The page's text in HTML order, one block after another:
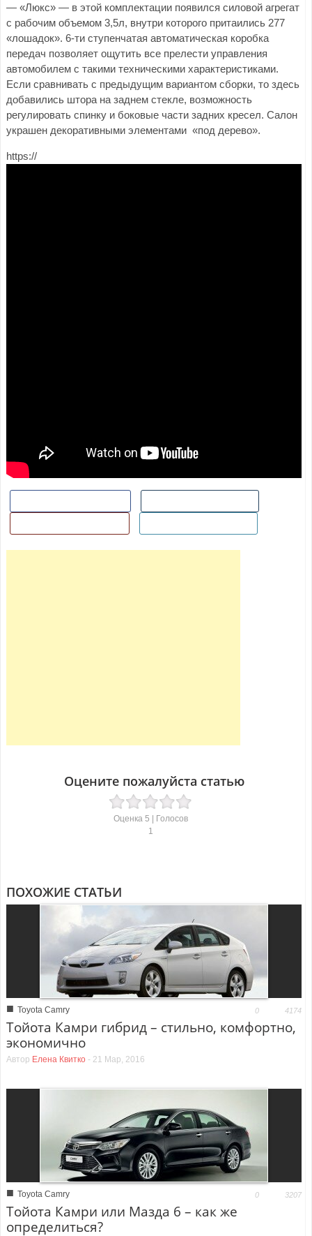
— «Люкс» — в этой комплектации появился силовой агрегат
с рабочим объемом 3,5л, внутри которого притаились 277
«лошадок». 6-ти ступенчатая автоматическая коробка
передач позволяет ощутить все прелести управления
автомобилем с такими техническими характеристиками.
Если сравнивать с предыдущим вариантом сборки, то здесь
добавились штора на заднем стекле, возможность
регулировать спинку и боковые части задних кресел. Салон
украшен декоративными элементами «под дерево».
https://
Оцените пожалуйста статью
Оценка 5 | Голосов
1
ПОХОЖИЕ СТАТЬИ
■ Toyota Camry 0 4174
Тойота Камри гибрид – стильно, комфортно,
экономично
Автор Елена Квитко - 21 Мар, 2016
■ Toyota Camry 0 3207
Тойота Камри или Мазда 6 – как же
определиться?